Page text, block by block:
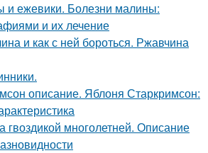
и ежевики. Болезни малины:
и их лечение
и как с ней бороться. Ржавчина
описание. Яблоня Старкримсон:
гвоздикой многолетней. Описание